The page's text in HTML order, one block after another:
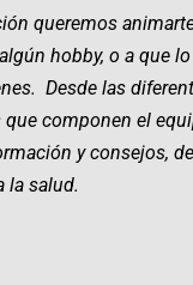
queremos
hobby, o a que
Desde las
que componen el
y consejos,
la salud.